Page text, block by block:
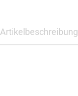
Artikelbeschreibung